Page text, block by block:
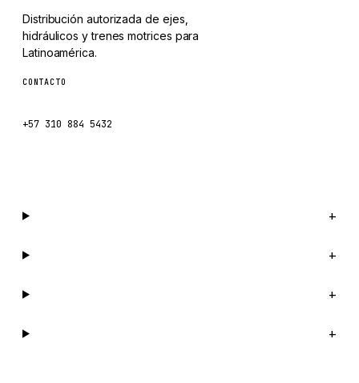
Distribución autorizada de ejes,
hidráulicos y trenes motrices para
Latinoamérica.
CONTACTO
+57 310 884 5432
+
+
+
+